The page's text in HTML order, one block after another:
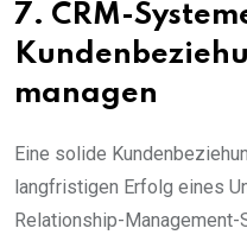
7. CRM-
managen
Eine solide
langfristigen Erfolg eines
Relationship-